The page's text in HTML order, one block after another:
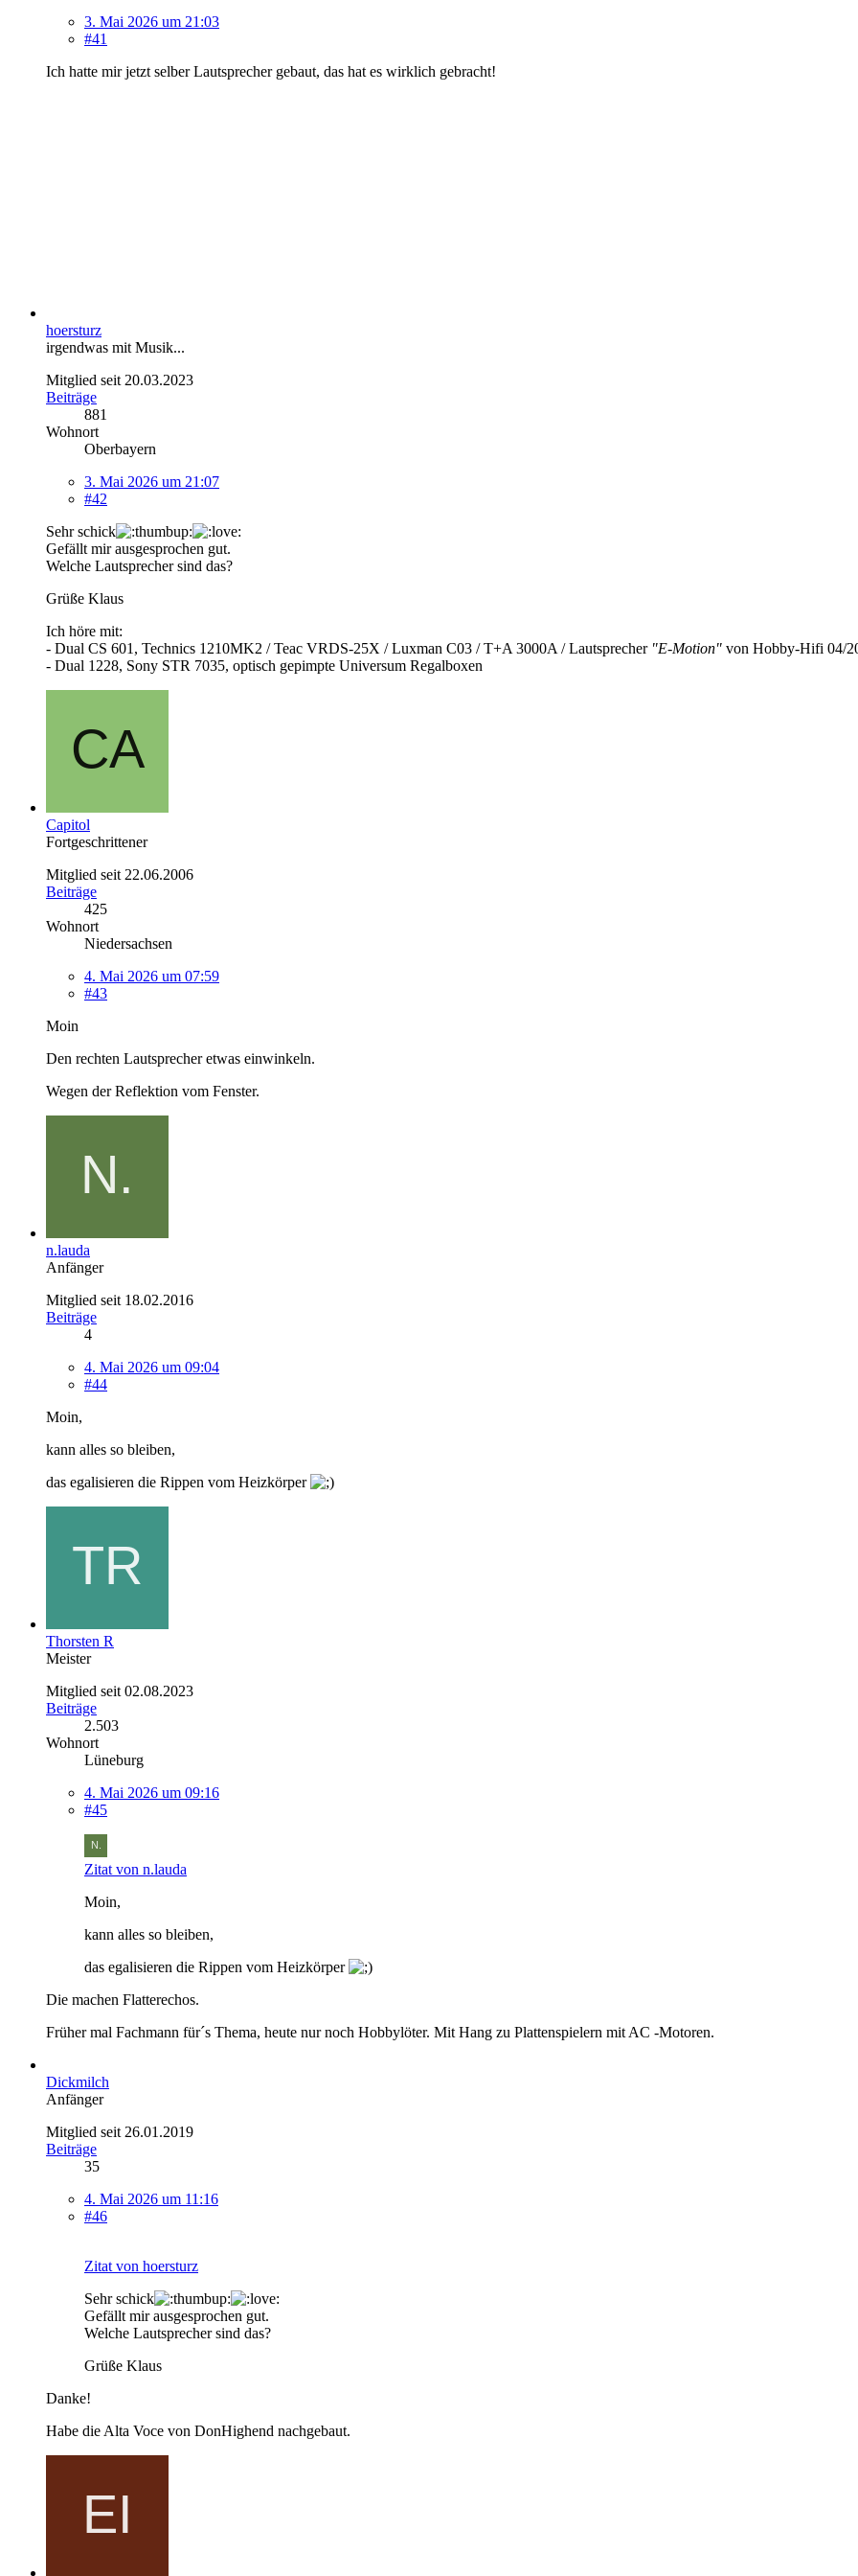
3. Mai 2026 um 21:03
#41
Ich hatte mir jetzt selber Lautsprecher gebaut, das hat es wirklich gebracht!
hoersturz
irgendwas mit Musik...
Mitglied seit 20.03.2023
Beiträge
881
Wohnort
Oberbayern
3. Mai 2026 um 21:07
#42
Sehr schick
Gefällt mir ausgesprochen gut.
Welche Lautsprecher sind das?
Grüße Klaus
Ich höre mit:
- Dual CS 601, Technics 1210MK2 / Teac VRDS-25X / Luxman C03 / T+A 3000A / Lautsprecher "E-Motion" von Hobby-Hifi 04/
- Dual 1228, Sony STR 7035, optisch gepimpte Universum Regalboxen
Capitol
Fortgeschrittener
Mitglied seit 22.06.2006
Beiträge
425
Wohnort
Niedersachsen
4. Mai 2026 um 07:59
#43
Moin
Den rechten Lautsprecher etwas einwinkeln.
Wegen der Reflektion vom Fenster.
n.lauda
Anfänger
Mitglied seit 18.02.2016
Beiträge
4
4. Mai 2026 um 09:04
#44
Moin,
kann alles so bleiben,
das egalisieren die Rippen vom Heizkörper
Thorsten R
Meister
Mitglied seit 02.08.2023
Beiträge
2.503
Wohnort
Lüneburg
4. Mai 2026 um 09:16
#45
Zitat von n.lauda
Moin,
kann alles so bleiben,
das egalisieren die Rippen vom Heizkörper
Die machen Flatterechos.
Früher mal Fachmann für´s Thema, heute nur noch Hobbylöter. Mit Hang zu Plattenspielern mit AC -Motoren.
Dickmilch
Anfänger
Mitglied seit 26.01.2019
Beiträge
35
4. Mai 2026 um 11:16
#46
Zitat von hoersturz
Sehr schick
Gefällt mir ausgesprochen gut.
Welche Lautsprecher sind das?
Grüße Klaus
Danke!
Habe die Alta Voce von DonHighend nachgebaut.